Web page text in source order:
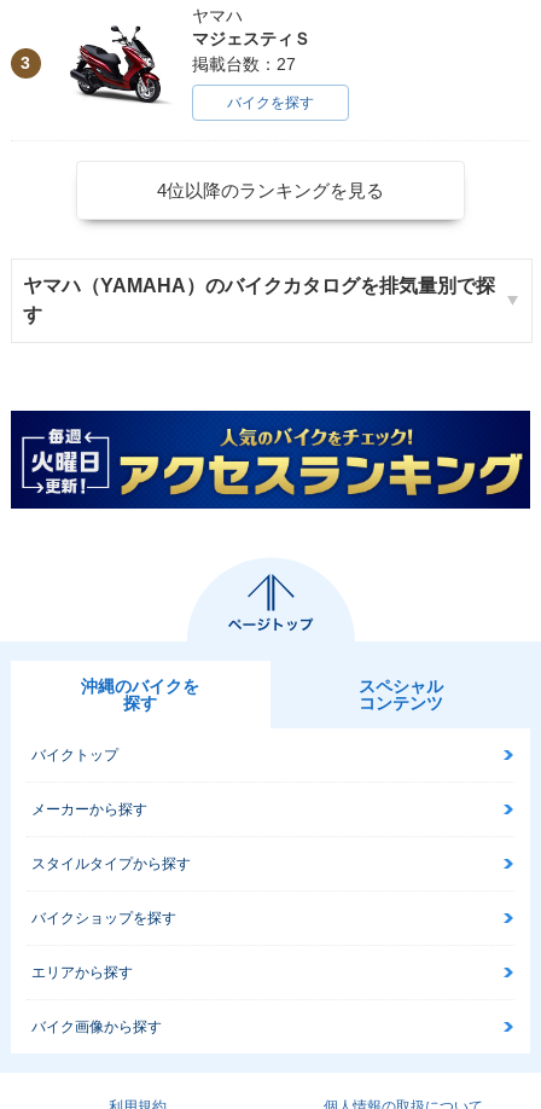
3
ヤマハ
マジェスティＳ
掲載台数：27
バイクを探す
4位以降のランキングを見る
ヤマハ（YAMAHA）のバイクカタログを排気量別で探
す
沖縄のバイクを
探す
スペシャル
コンテンツ
バイクトップ
メーカーから探す
スタイルタイプから探す
バイクショップを探す
エリアから探す
バイク画像から探す